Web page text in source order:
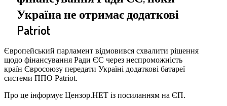
Україна не отримає додаткові
Patriot
Європейський парламент відмовився схвалити рішення
щодо фінансування Ради ЄС через неспроможність
країн Євросоюзу передати Україні додаткові батареї
системи ППО Patriot.
Про це інформує Цензор.НЕТ із посиланням на ЄП.